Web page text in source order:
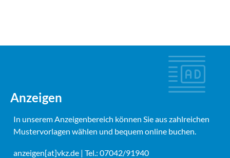
Anzeigen
In unserem Anzeigenbereich können Sie aus zahlreichen
Mustervorlagen wählen und bequem online buchen.
anzeigen[at]vkz.de | Tel.: 07042/91940